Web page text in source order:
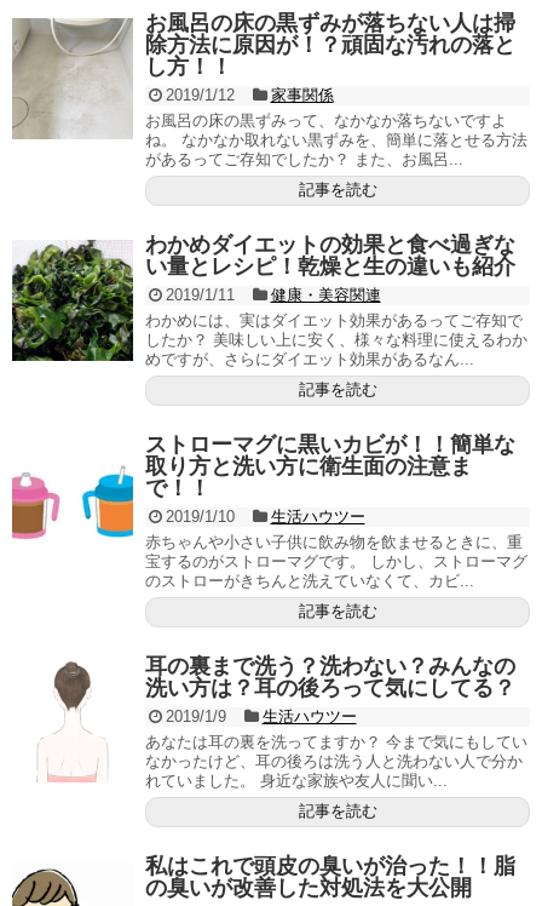
お風呂の床の黒ずみが落ちない人は掃
除方法に原因が！？頑固な汚れの落と
し方！！
2019/1/12
家事関係
お風呂の床の黒ずみって、なかなか落ちないですよ
ね。 なかなか取れない黒ずみを、簡単に落とせる方法
があるってご存知でしたか？ また、お風呂...
記事を読む
わかめダイエットの効果と食べ過ぎな
い量とレシピ！乾燥と生の違いも紹介
2019/1/11
健康・美容関連
わかめには、実はダイエット効果があるってご存知で
したか？ 美味しい上に安く、様々な料理に使えるわか
めですが、さらにダイエット効果があるなん...
記事を読む
ストローマグに黒いカビが！！簡単な
取り方と洗い方に衛生面の注意ま
で！！
2019/1/10
生活ハウツー
赤ちゃんや小さい子供に飲み物を飲ませるときに、重
宝するのがストローマグです。 しかし、ストローマグ
のストローがきちんと洗えていなくて、カビ...
記事を読む
耳の裏まで洗う？洗わない？みんなの
洗い方は？耳の後ろって気にしてる？
2019/1/9
生活ハウツー
あなたは耳の裏を洗ってますか？ 今まで気にもしてい
なかったけど、耳の後ろは洗う人と洗わない人で分か
れていました。 身近な家族や友人に聞い...
記事を読む
私はこれで頭皮の臭いが治った！！脂
の臭いが改善した対処法を大公開